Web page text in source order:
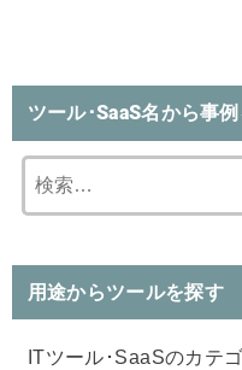
ツール･SaaS名から事
用途からツールを探す
ITツール･SaaSのカテ